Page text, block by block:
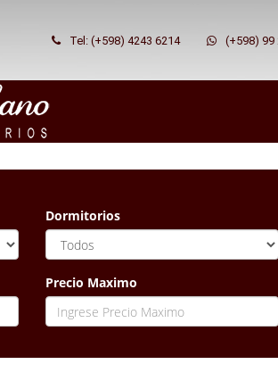
Tel: (+598) 4243 6214 (+598) 99
Dormitorios
Precio Maximo